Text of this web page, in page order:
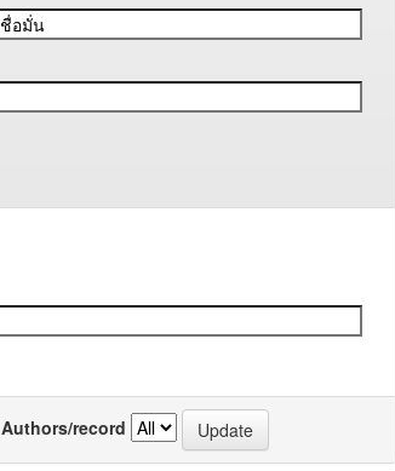
Authors/record